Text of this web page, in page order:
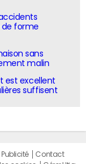
de forme
sans
malin
est excellent
suffisent
Publicité
Contact